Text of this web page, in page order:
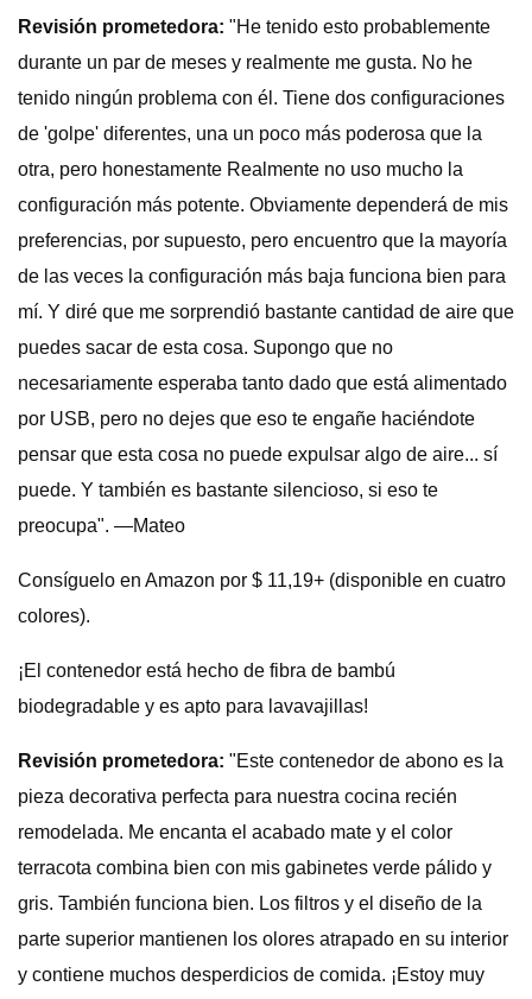
Revisión prometedora: "He tenido esto probablemente
durante un par de meses y realmente me gusta. No he
tenido ningún problema con él. Tiene dos configuraciones
de 'golpe' diferentes, una un poco más poderosa que la
otra, pero honestamente Realmente no uso mucho la
configuración más potente. Obviamente dependerá de mis
preferencias, por supuesto, pero encuentro que la mayoría
de las veces la configuración más baja funciona bien para
mí. Y diré que me sorprendió bastante cantidad de aire que
puedes sacar de esta cosa. Supongo que no
necesariamente esperaba tanto dado que está alimentado
por USB, pero no dejes que eso te engañe haciéndote
pensar que esta cosa no puede expulsar algo de aire... sí
puede. Y también es bastante silencioso, si eso te
preocupa". —Mateo
Consíguelo en Amazon por $ 11,19+ (disponible en cuatro
colores).
¡El contenedor está hecho de fibra de bambú
biodegradable y es apto para lavavajillas!
Revisión prometedora: "Este contenedor de abono es la
pieza decorativa perfecta para nuestra cocina recién
remodelada. Me encanta el acabado mate y el color
terracota combina bien con mis gabinetes verde pálido y
gris. También funciona bien. Los filtros y el diseño de la
parte superior mantienen los olores atrapado en su interior
y contiene muchos desperdicios de comida. ¡Estoy muy